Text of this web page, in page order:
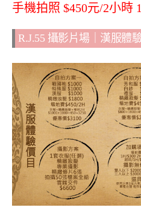
手機拍照 $450元/2小時
R.J.55 攝影片場｜漢服體